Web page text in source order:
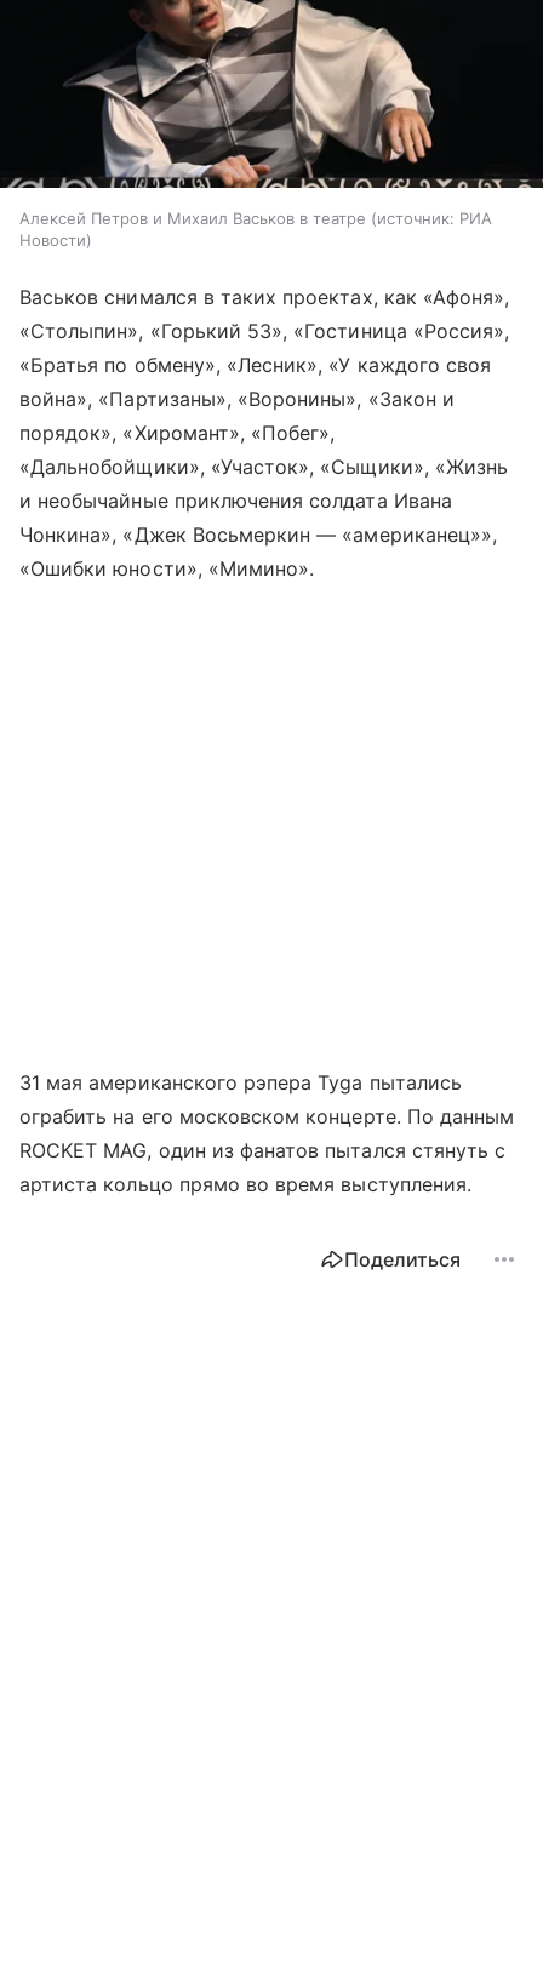
Алексей Петров и Михаил Васьков в театре источник: РИА
Новости
Васьков снимался в таких проектах, как «Афоня»,
«Столыпин», «Горький 53», «Гостиница «Россия»,
«Братья по обмену», «Лесник», «У каждого своя
война», «Партизаны», «Воронины», «Закон и
порядок», «Хиромант», «Побег»,
«Дальнобойщики», «Участок», «Сыщики», «Жизнь
и необычайные приключения солдата Ивана
Чонкина», «Джек Восьмеркин — «американец»»,
«Ошибки юности», «Мимино».
31 мая американского рэпера Tyga пытались
ограбить на его московском концерте. По данным
ROCKET MAG, один из фанатов пытался стянуть с
артиста кольцо прямо во время выступления.
Поделиться